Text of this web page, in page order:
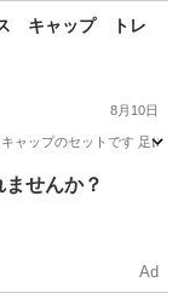
キャップ トレ
8月10日
ャップのセットです 足
ませんか？
Ad